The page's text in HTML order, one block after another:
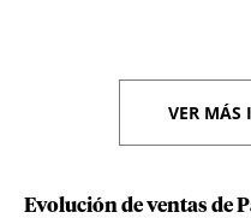
VER MÁS
Evolución de ventas de